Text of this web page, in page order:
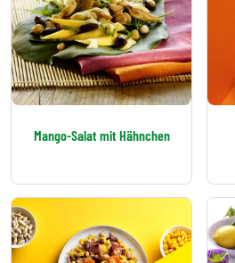
Mango-Salat mit Hähnchen